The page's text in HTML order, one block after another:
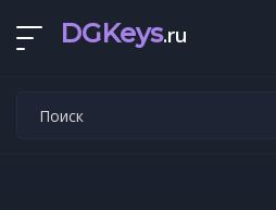
DGKeys.ru